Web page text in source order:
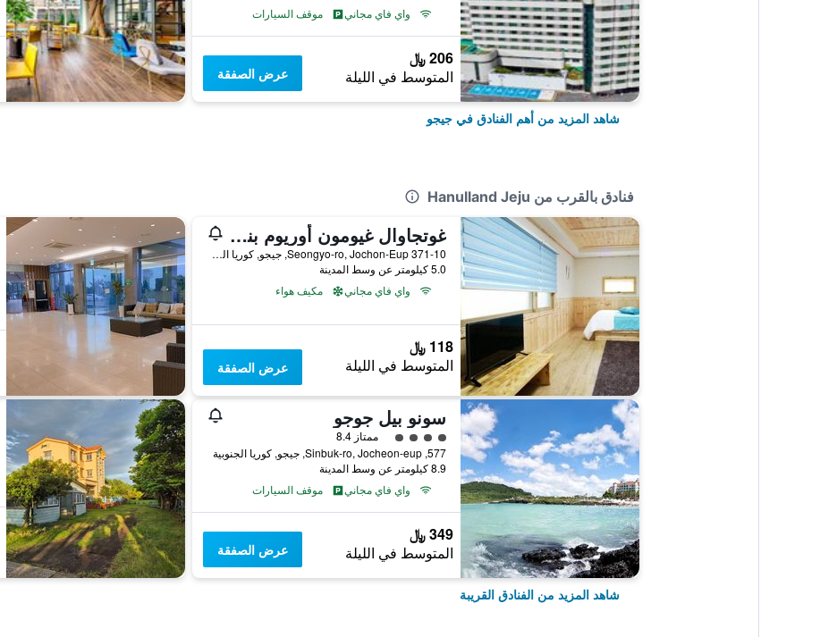
واي فاي مجاني
موقف السيارات
206 ﷼
المتوسط في الليلة عرض الصفقة
شاهد المزيد من أهم الفنادق في جيجو
فنادق بالقرب من Hanulland Jeju
غوتجاوال غيومون أوريوم بنسيون
371-10 Seongyo-ro, Jochon-Eup, جيجو, كوريا الجنوبية
5.0 كيلومتر عن وسط المدينة
واي فاي مجاني
مكيف هواء
118 ﷼
المتوسط في الليلة عرض الصفقة
سونو بيل جوجو
تقييم فئة 4
ممتاز 8.4
577, Sinbuk-ro, Jocheon-eup, جيجو, كوريا الجنوبية
8.9 كيلومتر عن وسط المدينة
واي فاي مجاني
موقف السيارات
349 ﷼
المتوسط في الليلة عرض الصفقة
شاهد المزيد من الفنادق القريبة